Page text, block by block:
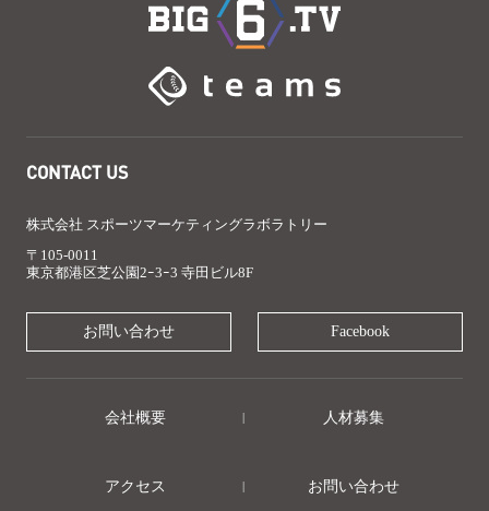
CONTACT US
株式会社 スポーツマーケティングラボラトリー
〒105-0011
東京都港区芝公園2ｰ3ｰ3 寺田ビル8F
お問い合わせ Facebook
会社概要 人材募集
アクセス お問い合わせ